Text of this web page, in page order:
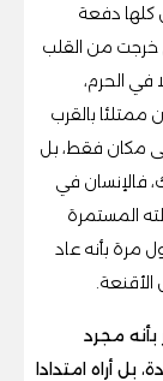
كلها دفعة
خرجت من القلب
في الحرم،
بالقرب
مكان فقط، بل
فالإنسان في
المستمرة
مرة بأنه عاد
مجرد
بل أراه امتدادا